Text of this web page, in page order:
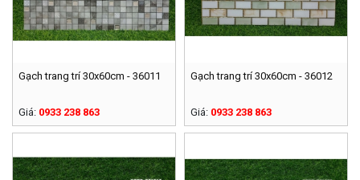
Gạch trang trí 30x60cm - 36011
Giá: 0933 238 863
Gạch trang trí 30x60cm - 36012
Giá: 0933 238 863